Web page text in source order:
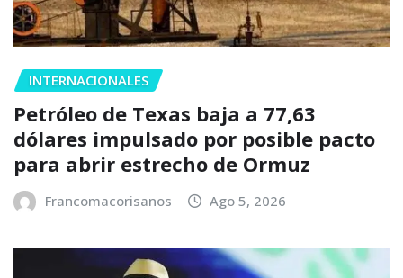
INTERNACIONALES
Petróleo de Texas baja a 77,63
dólares impulsado por posible pacto
para abrir estrecho de Ormuz
Francomacorisanos Ago 5, 2026